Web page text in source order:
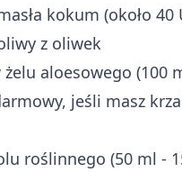
kokum (około 40
z oliwek
aloesowego (100
jeśli masz
roślinnego (50 ml -